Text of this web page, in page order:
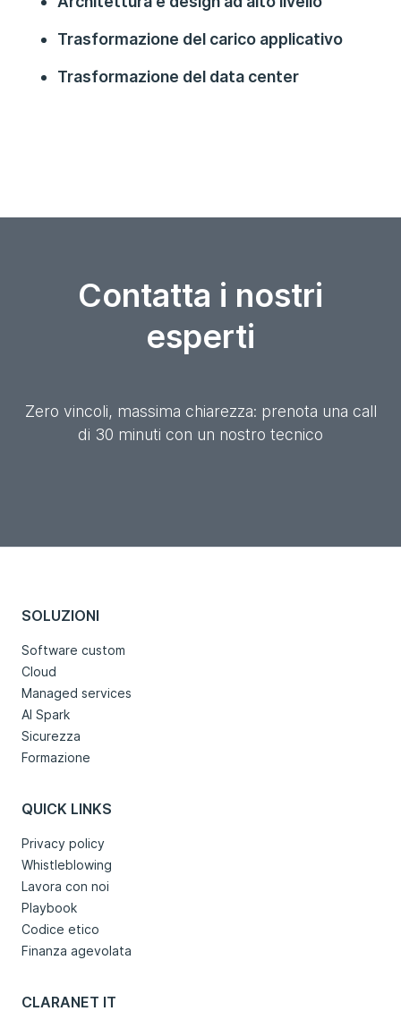
Trasformazione del carico applicativo
Trasformazione del data center
Contatta i nostri
esperti
Zero vincoli, massima chiarezza: prenota una call
di 30 minuti con un nostro tecnico
SOLUZIONI
Software custom
Cloud
Managed services
AI Spark
Sicurezza
Formazione
QUICK LINKS
Privacy policy
Whistleblowing
Lavora con noi
Playbook
Codice etico
Finanza agevolata
CLARANET IT